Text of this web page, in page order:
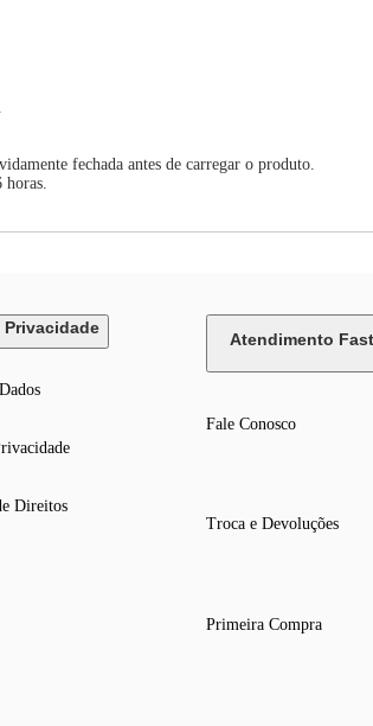
fechada antes de carregar o produto.
horas.
Privacidade
Direitos
Atendimento
Fale Conosco
Troca e Devoluções
Primeira Compra